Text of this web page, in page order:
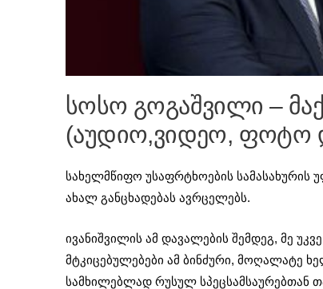
სოსო გოგაშვილი –
(აუდიო,ვიდეო, ფოტო
სახელმწიფო უსაფრტხოების
ახალ განცხადებას ავრცელებს.
ივანიშვილის ამ დავალების შემდეგ, მე
მტკიცებულებები ამ ბინძური, მოღალატე
სამხილებლად რუსულ სპეცსამსაურებთან